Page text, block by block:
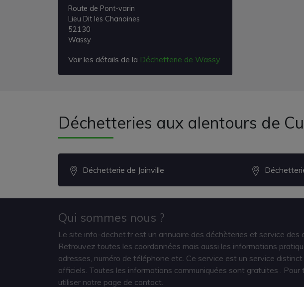
Route de Pont-varin
Lieu Dit les Chanoines
52130
Wassy
Voir les détails de la Déchetterie de Wassy
Déchetteries aux alentours de
Déchetterie de Joinville
Qui sommes nous ?
Le site info-dechet.fr est un annuaire des déchèteries et service des
Retrouvez toutes les coordonnées mais aussi les informations
adresses, numéro de téléphone etc. Ce service est un service
officiels. Toutes les informations communiquées sont gratuites . Pour
utiliser notre page de contact.